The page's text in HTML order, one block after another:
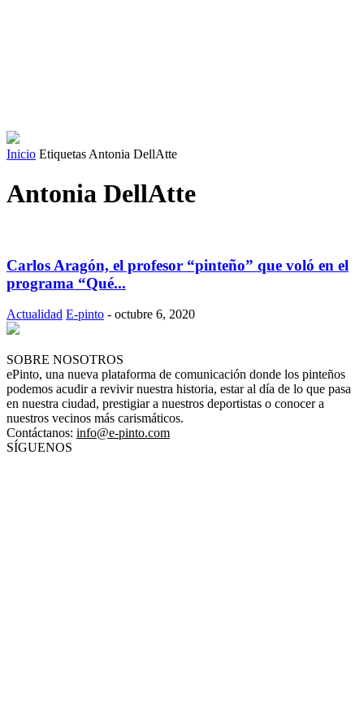
Inicio Etiquetas Antonia DellAtte
Antonia DellAtte
Carlos Aragón, el profesor “pinteño” que voló en el
programa “Qué...
Actualidad E-pinto - octubre 6, 2020
SOBRE NOSOTROS
ePinto, una nueva plataforma de comunicación donde los pinteños
podemos acudir a revivir nuestra historia, estar al día de lo que pasa
en nuestra ciudad, prestigiar a nuestros deportistas o conocer a
nuestros vecinos más carismáticos.
Contáctanos: info@e-pinto.com
SÍGUENOS